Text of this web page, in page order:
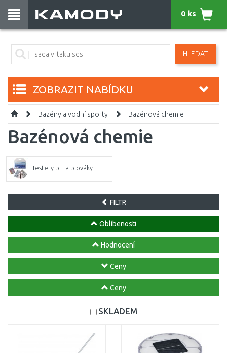
HLEDAT
0 ks
ZOBRAZIT NABÍDKU
Bazény a vodní sporty Bazénová chemie
Bazénová chemie
Testery pH a plováky
FILTR
Oblíbenosti
Hodnocení
Ceny
Ceny
SKLADEM